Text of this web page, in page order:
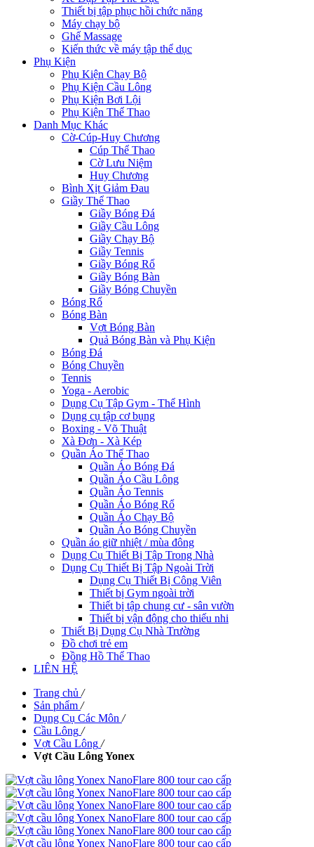
Thiết bị tập phục hồi chức năng
Máy chạy bộ
Ghế Massage
Kiến thức về máy tập thể dục
Phụ Kiện
Phụ Kiện Chạy Bộ
Phụ Kiện Cầu Lông
Phụ Kiện Bơi Lội
Phụ Kiện Thể Thao
Danh Mục Khác
Cờ-Cúp-Huy Chương
Cúp Thể Thao
Cờ Lưu Niệm
Huy Chương
Bình Xịt Giảm Đau
Giầy Thể Thao
Giầy Bóng Đá
Giầy Cầu Lông
Giầy Chạy Bộ
Giầy Tennis
Giầy Bóng Rổ
Giầy Bóng Bàn
Giầy Bóng Chuyền
Bóng Rổ
Bóng Bàn
Vợt Bóng Bàn
Quả Bóng Bàn và Phụ Kiện
Bóng Đá
Bóng Chuyền
Tennis
Yoga - Aerobic
Dụng Cụ Tập Gym - Thể Hình
Dụng cụ tập cơ bụng
Boxing - Võ Thuật
Xà Đơn - Xà Kép
Quần Áo Thể Thao
Quần Áo Bóng Đá
Quần Áo Cầu Lông
Quần Áo Tennis
Quần Áo Bóng Rổ
Quần Áo Chạy Bộ
Quần Áo Bóng Chuyền
Quần áo giữ nhiệt / mùa đông
Dụng Cụ Thiết Bị Tập Trong Nhà
Dụng Cụ Thiết Bị Tập Ngoài Trời
Dụng Cụ Thiết Bị Công Viên
Thiết bị Gym ngoài trời
Thiết bị tập chung cư - sân vườn
Thiết bị vận động cho thiếu nhi
Thiết Bị Dụng Cụ Nhà Trường
Đồ chơi trẻ em
Đồng Hồ Thể Thao
LIÊN HỆ
Trang chủ /
Sản phẩm /
Dụng Cụ Các Môn /
Cầu Lông /
Vợt Cầu Lông /
Vợt Cầu Lông Yonex